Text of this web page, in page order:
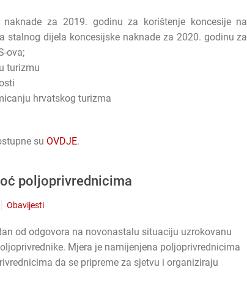
za 2019. godinu za korištenje koncesije na
dijela koncesijske naknade za 2020. godinu za
ova;
turizmu
hrvatskog turizma
su OVDJE.
poljoprivrednicima
Obavijesti
od odgovora na novonastalu situaciju uzrokovanu
Mjera je namijenjena poljoprivrednicima
da se pripreme za sjetvu i organiziraju